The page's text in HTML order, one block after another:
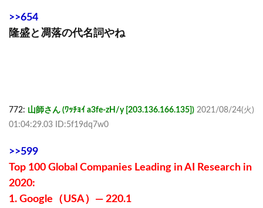
>>654
隆盛と凋落の代名詞やね
772: 山師さん (ﾜｯﾁｮｲ a3fe-zH/y [203.136.166.135]) 2021/08/24(火)
01:04:29.03 ID:5f19dq7w0
>>599
Top 100 Global Companies Leading in AI Research in
2020:
1. Google（USA）— 220.1